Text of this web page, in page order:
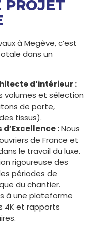
PROJET
à Megève, c’est
dans un
d’intérieur :
volumes et sélection
de porte,
tissus).
:Nous
de France et
le travail du luxe.
rigoureuse des
périodes de
du chantier.
à une plateforme
4K et rapports